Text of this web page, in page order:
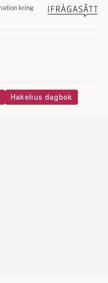
Hakelius dagbok